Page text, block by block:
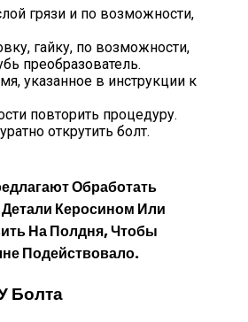
грязи и по возможности,
гайку, по возможности,
преобразователь.
указанное в инструкции к
повторить процедуру.
открутить болт.
Обработать
Керосином Или
На Полдня, Чтобы
Подействовало.
Болта